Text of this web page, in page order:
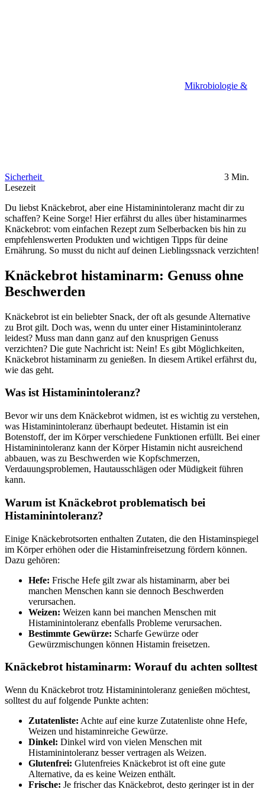
Mikrobiologie &
Sicherheit
3 Min.
Lesezeit
Du liebst Knäckebrot, aber eine Histaminintoleranz macht dir zu
schaffen? Keine Sorge! Hier erfährst du alles über histaminarmes
Knäckebrot: vom einfachen Rezept zum Selberbacken bis hin zu
empfehlenswerten Produkten und wichtigen Tipps für deine
Ernährung. So musst du nicht auf deinen Lieblingssnack verzichten!
Knäckebrot histaminarm: Genuss ohne
Beschwerden
Knäckebrot ist ein beliebter Snack, der oft als gesunde Alternative
zu Brot gilt. Doch was, wenn du unter einer Histaminintoleranz
leidest? Muss man dann ganz auf den knusprigen Genuss
verzichten? Die gute Nachricht ist: Nein! Es gibt Möglichkeiten,
Knäckebrot histaminarm zu genießen. In diesem Artikel erfährst du,
wie das geht.
Was ist Histaminintoleranz?
Bevor wir uns dem Knäckebrot widmen, ist es wichtig zu verstehen,
was Histaminintoleranz überhaupt bedeutet. Histamin ist ein
Botenstoff, der im Körper verschiedene Funktionen erfüllt. Bei einer
Histaminintoleranz kann der Körper Histamin nicht ausreichend
abbauen, was zu Beschwerden wie Kopfschmerzen,
Verdauungsproblemen, Hautausschlägen oder Müdigkeit führen
kann.
Warum ist Knäckebrot problematisch bei
Histaminintoleranz?
Einige Knäckebrotsorten enthalten Zutaten, die den Histaminspiegel
im Körper erhöhen oder die Histaminfreisetzung fördern können.
Dazu gehören:
Hefe: Frische Hefe gilt zwar als histaminarm, aber bei
manchen Menschen kann sie dennoch Beschwerden
verursachen.
Weizen: Weizen kann bei manchen Menschen mit
Histaminintoleranz ebenfalls Probleme verursachen.
Bestimmte Gewürze: Scharfe Gewürze oder
Gewürzmischungen können Histamin freisetzen.
Knäckebrot histaminarm: Worauf du achten solltest
Wenn du Knäckebrot trotz Histaminintoleranz genießen möchtest,
solltest du auf folgende Punkte achten:
Zutatenliste: Achte auf eine kurze Zutatenliste ohne Hefe,
Weizen und histaminreiche Gewürze.
Dinkel: Dinkel wird von vielen Menschen mit
Histaminintoleranz besser vertragen als Weizen.
Glutenfrei: Glutenfreies Knäckebrot ist oft eine gute
Alternative, da es keine Weizen enthält.
Frische: Je frischer das Knäckebrot, desto geringer ist in der